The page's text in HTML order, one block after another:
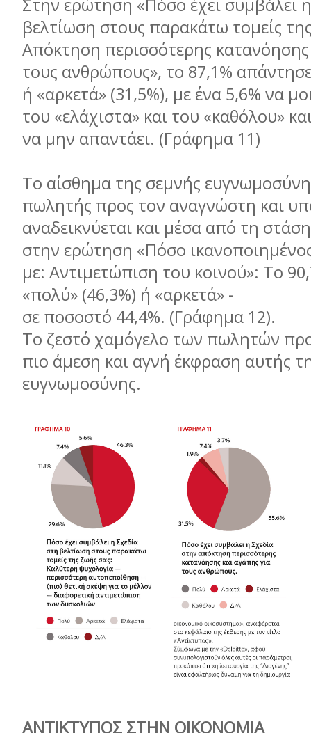
Στην ερώτηση «Πόσο έχει συμβάλει η
βελτίωση στους παρακάτω τομείς
Απόκτηση περισσότερης κατανόησης
τους ανθρώπους», το 87,1%
ή «αρκετά» (31,5%), με ένα 5,6% να
του «ελάχιστα» και του «καθόλου»
να μην απαντάει. (Γράφημα 11)
Το αίσθημα της σεμνής
πωλητής προς τον αναγνώστη και
αναδεικνύεται και μέσα από τη
στην ερώτηση «Πόσο
με: Αντιμετώπιση του κοινού»: Το
«πολύ» (46,3%) ή «αρκετά» -
σε ποσοστό 44,4%. (Γράφημα 12).
Το ζεστό χαμόγελο των πωλητών
πιο άμεση και αγνή έκφραση αυτής
ευγνωμοσύνης.
ΑΝΤΙΚΤΥΠΟΣ ΣΤΗΝ ΟΙΚΟΝΟΜΙΑ